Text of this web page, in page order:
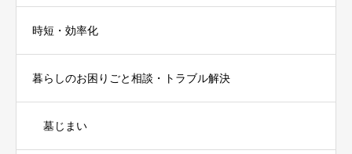
時短・効率化
暮らしのお困りごと相談・トラブル解決
墓じまい